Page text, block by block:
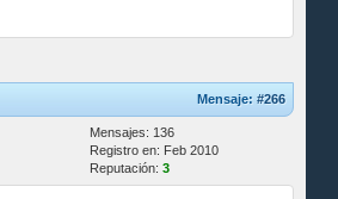
Mensaje: #266
Mensajes: 136
Registro en: Feb 2010
Reputación: 3